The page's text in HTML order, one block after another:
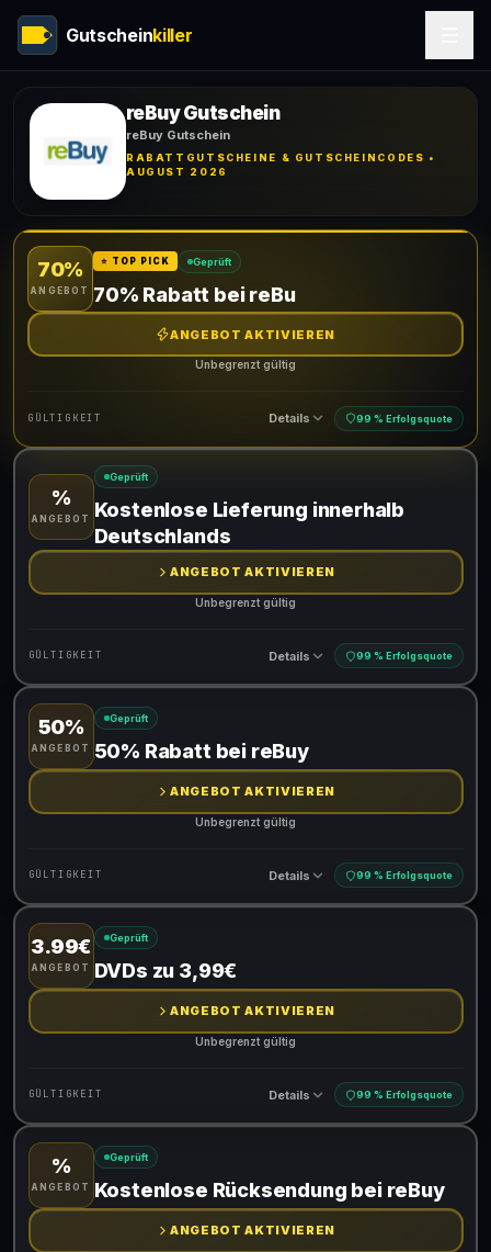
Gutscheinkiller
reBuy Gutschein
reBuy Gutschein
RABATTGUTSCHEINE & GUTSCHEINCODES •
AUGUST 2026
70%
ANGEBOT
⭐ TOP PICK Geprüft
70% Rabatt bei reBu
ANGEBOT AKTIVIEREN
Unbegrenzt gültig
GÜLTIGKEIT Details 99 % Erfolgsquote
Gültig für teilnehmende Produkte
%
ANGEBOT
Geprüft
Kostenlose Lieferung innerhalb
Deutschlands
ANGEBOT AKTIVIEREN
Unbegrenzt gültig
GÜLTIGKEIT Details 99 % Erfolgsquote
Gültig für teilnehmende Produkte
50%
ANGEBOT
Geprüft
50% Rabatt bei reBuy
ANGEBOT AKTIVIEREN
Unbegrenzt gültig
GÜLTIGKEIT Details 99 % Erfolgsquote
Gültig für teilnehmende Produkte
3.99€
ANGEBOT
Geprüft
DVDs zu 3,99€
ANGEBOT AKTIVIEREN
Unbegrenzt gültig
GÜLTIGKEIT Details 99 % Erfolgsquote
Gültig für teilnehmende Produkte
%
ANGEBOT
Geprüft
Kostenlose Rücksendung bei reBuy
ANGEBOT AKTIVIEREN